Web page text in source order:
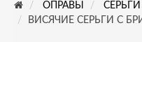
ОПРАВЫ
ВИСЯЧИЕ СЕРЬГИ С